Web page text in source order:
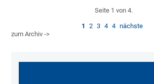
Seite 1 von 4.
1 2 3 4 4 nächste
zum Archiv ->